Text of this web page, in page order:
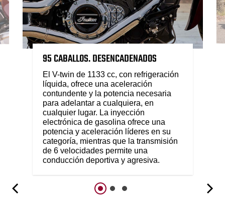
95 CABALLOS. DESENCADENADOS
El V-twin de 1133 cc, con refrigeración
líquida, ofrece una aceleración
contundente y la potencia necesaria
para adelantar a cualquiera, en
cualquier lugar. La inyección
electrónica de gasolina ofrece una
potencia y aceleración líderes en su
categoría, mientras que la transmisión
de 6 velocidades permite una
conducción deportiva y agresiva.